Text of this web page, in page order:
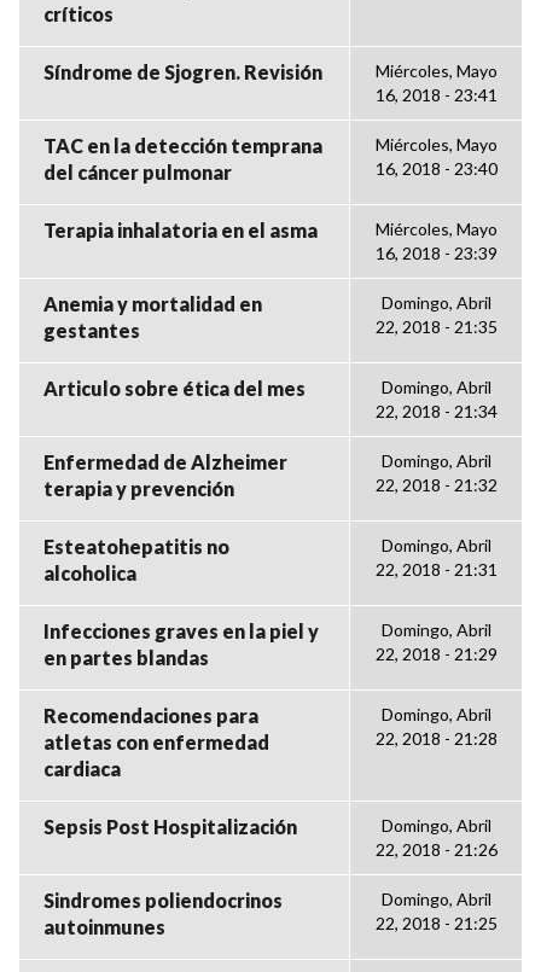
críticos
Síndrome de Sjogren. Revisión
Miércoles, Mayo
16, 2018 - 23:41
TAC en la detección temprana
del cáncer pulmonar
Miércoles, Mayo
16, 2018 - 23:40
Terapia inhalatoria en el asma
Miércoles, Mayo
16, 2018 - 23:39
Anemia y mortalidad en
gestantes
Domingo, Abril
22, 2018 - 21:35
Articulo sobre ética del mes
Domingo, Abril
22, 2018 - 21:34
Enfermedad de Alzheimer
terapia y prevención
Domingo, Abril
22, 2018 - 21:32
Esteatohepatitis no
alcoholica
Domingo, Abril
22, 2018 - 21:31
Infecciones graves en la piel y
en partes blandas
Domingo, Abril
22, 2018 - 21:29
Recomendaciones para
atletas con enfermedad
cardiaca
Domingo, Abril
22, 2018 - 21:28
Sepsis Post Hospitalización
Domingo, Abril
22, 2018 - 21:26
Sindromes poliendocrinos
autoinmunes
Domingo, Abril
22, 2018 - 21:25